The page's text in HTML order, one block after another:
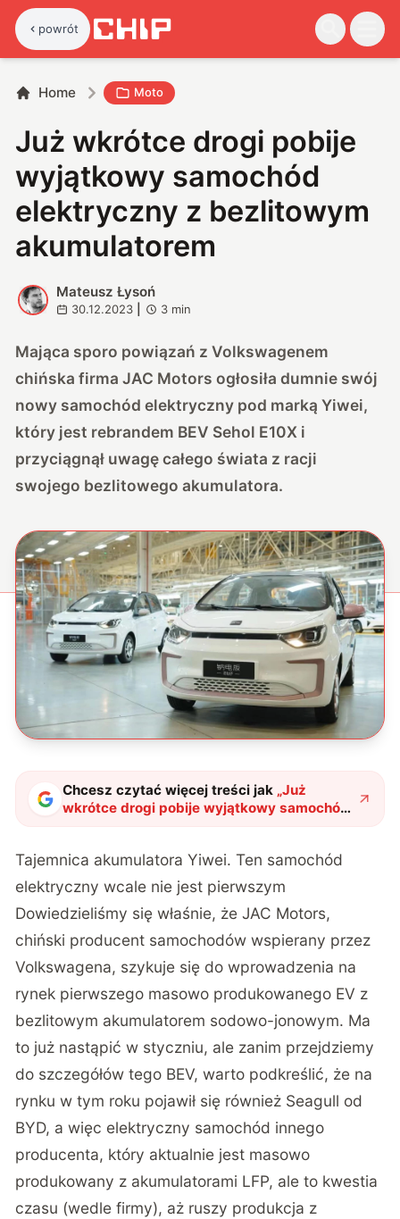
powrót
Home Moto
Już wkrótce drogi pobije
wyjątkowy samochód
elektryczny z bezlitowym
akumulatorem
M
Mateusz Łysoń
30.12.2023 3 min
Mająca sporo powiązań z Volkswagenem
chińska firma JAC Motors ogłosiła dumnie swój
nowy samochód elektryczny pod marką Yiwei,
który jest rebrandem BEV Sehol E10X i
przyciągnął uwagę całego świata z racji
swojego bezlitowego akumulatora.
Chcesz czytać więcej treści jak „Już
wkrótce drogi pobije wyjątkowy samochód
elektryczny z bezlitowym akumulatorem"?
Tajemnica akumulatora Yiwei. Ten samochód
elektryczny wcale nie jest pierwszym
Dowiedzieliśmy sięwłaśnie, że JAC Motors,
chiński producent samochodów wspierany przez
Volkswagena, szykuje się do wprowadzenia na
rynek pierwszego masowo produkowanego EV z
bezlitowym akumulatorem sodowo-jonowym. Ma
to już nastąpić w styczniu, ale zanim przejdziemy
do szczegółów tego BEV, warto podkreślić, że na
rynku w tym roku pojawił się również Seagull od
BYD, a więc elektryczny samochód innego
producenta, który aktualnie jest masowo
produkowany z akumulatorami LFP, ale to kwestia
czasu (wedle firmy), aż ruszy produkcja z